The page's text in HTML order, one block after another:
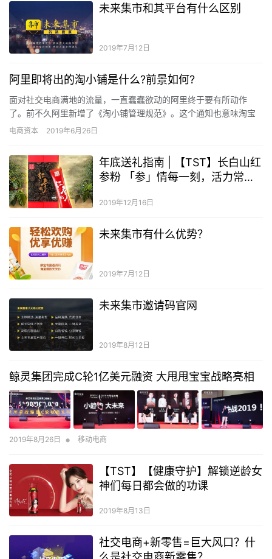
未来集市和其平台有什么区别
2019年7月12日
阿里即将出的淘小铺是什么?前景如何?
面对社交电商满地的流量，一直蠢蠢欲动的阿里终于要有所动作
了。前不久阿里新增了《淘小铺管理规范》。这个通知也意味淘宝
酝酿已久的淘小铺平台即将上线。那么淘小铺是什么?前景如何?
电商资本 2019年6月26日
年底送礼指南 | 【TST】长白山红
参粉 「参」情每一刻，活力常相
2019年12月16日
未来集市有什么优势？
2019年7月12日
未来集市邀请码官网
2019年8月12日
鲸灵集团完成C轮1亿美元融资 大甩甩宝宝战略亮相
2019年8月26日 • 移动电商
【TST】【健康守护】解锁逆龄女
神们每日都会做的功课
2019年8月13日
社交电商+新零售=巨大风口？什